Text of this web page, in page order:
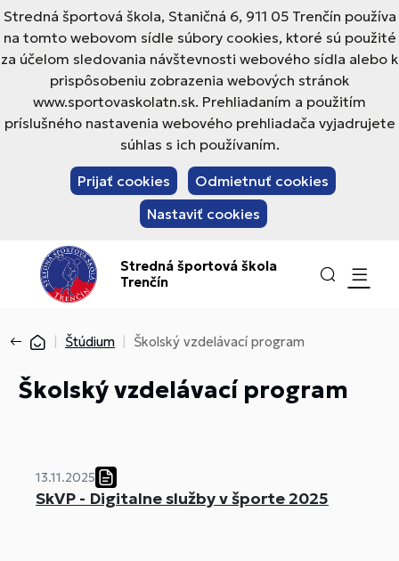
Stredná športová škola, Staničná 6, 911 05 Trenčín používa
na tomto webovom sídle súbory cookies, ktoré sú použité
za účelom sledovania návštevnosti webového sídla alebo k
prispôsobeniu zobrazenia webových stránok
www.sportovaskolatn.sk. Prehliadaním a použitím
príslušného nastavenia webového prehliadača vyjadrujete
súhlas s ich používaním.
Prijať cookies
Odmietnuť cookies
Nastaviť cookies
Stredná športová škola
Trenčín
Štúdium Školský vzdelávací program
Školský vzdelávací program
13.11.2025
SkVP - Digitalne služby v športe 2025